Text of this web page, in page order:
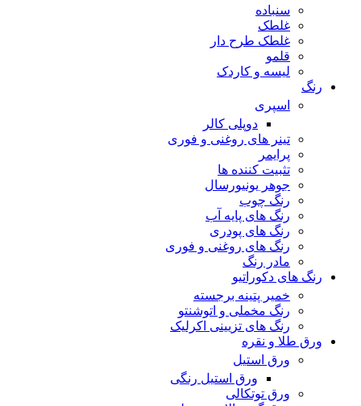
سنباده
غلطک
غلطک طرح دار
قلمو
لیسه و کاردک
رنگ
اسپری
دوپلی کالر
تینر های روغنی و فوری
پرایمر
تثبیت کننده ها
جوهر یونیورسال
رنگ چوب
رنگ‌ های پایه آب
رنگ های پودری
رنگ‌ های روغنی و فوری
مادر رنگ
رنگ های دکوراتیو
خمیر پتینه برجسته
رنگ مخملی و اتوشنتو
رنگ های تزیینی اکرلیک
ورق طلا و نقره
ورق استیل
ورق استیل رنگی
ورق توتکالی